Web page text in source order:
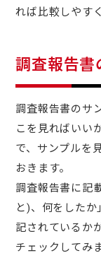
れば比較しやす
調査報告書
調査報告書のサ
こを見ればいい
で、サンプルを
おきます。
調査報告書に記
と)、何をした
記されているか
チェックしてみ